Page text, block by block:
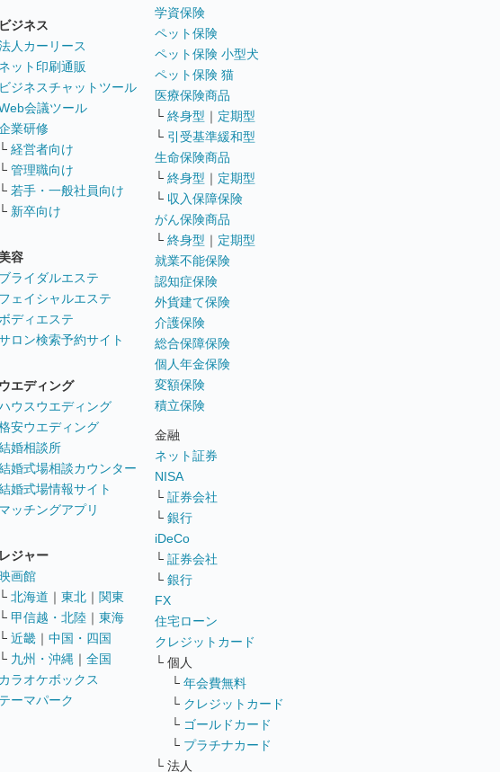
ビジネス
人カーリース
ネット印刷通販
ビジネスチャットツール
会議ツール
業研修
└ 経営者向け
└ 管理職向け
└ 若手・一般社員向け
└ 新卒向け
容
ブライダルエステ
フェイシャルエステ
ボディエステ
ロン検索予約サイト
ウエディング
ウスウエディング
安ウエディング
婚相談所
婚式場相談カウンター
婚式場情報サイト
マッチングアプリ
レジャー
画館
└ 北海道 ｜ 東北 ｜ 関東
└ 甲信越・北陸 ｜ 東海
└ 近畿 ｜ 中国・四国
└ 九州・沖縄 ｜ 全国
カラオケボックス
テーマパーク
学資保険
ペット保険
ペット保険 小型犬
ペット保険 猫
医療保険商品
└ 終身型 ｜ 定期型
└ 引受基準緩和型
生命保険商品
└ 終身型 ｜ 定期型
└ 収入保障保険
がん保険商品
└ 終身型 ｜ 定期型
就業不能保険
認知症保険
外貨建て保険
介護保険
総合保障保険
個人年金保険
変額保険
積立保険
金融
ネット証券
NISA
└ 証券会社
└ 銀行
iDeCo
└ 証券会社
└ 銀行
FX
住宅ローン
クレジットカード
└ 個人
└ 年会費無料
└ クレジットカード
└ ゴールドカード
└ プラチナカード
└ 法人